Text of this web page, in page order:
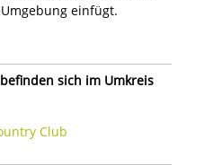
einfügt.
sich im Umkreis
Club